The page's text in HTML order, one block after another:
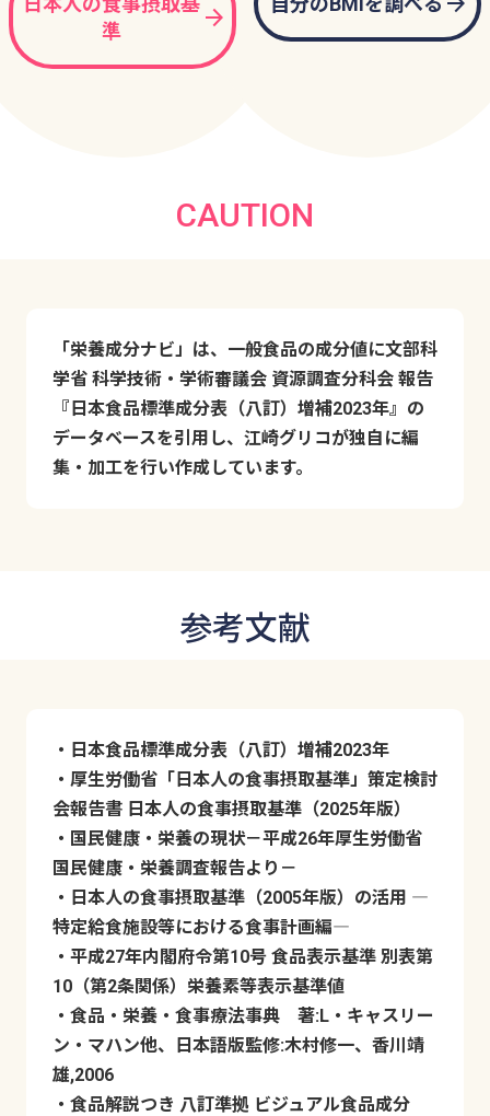
準
arrow_forward
CAUTION
「栄養成分ナビ」は、一般食品の成分値に文部科
学省 科学技術・学術審議会 資源調査分科会 報告
『日本食品標準成分表（八訂）増補2023年』の
データベースを引用し、江崎グリコが独自に編
集・加工を行い作成しています。
参考文献
・日本食品標準成分表（八訂）増補2023年
・厚生労働省「日本人の食事摂取基準」策定検討
会報告書 日本人の食事摂取基準（2025年版）
・国民健康・栄養の現状－平成26年厚生労働省
国民健康・栄養調査報告より－
・日本人の食事摂取基準（2005年版）の活用 ―
特定給食施設等における食事計画編―
・平成27年内閣府令第10号 食品表示基準 別表第
10（第2条関係）栄養素等表示基準値
・食品・栄養・食事療法事典 著:L・キャスリー
ン・マハン他、日本語版監修:木村修一、香川靖
雄,2006
・食品解説つき 八訂準拠 ビジュアル食品成分